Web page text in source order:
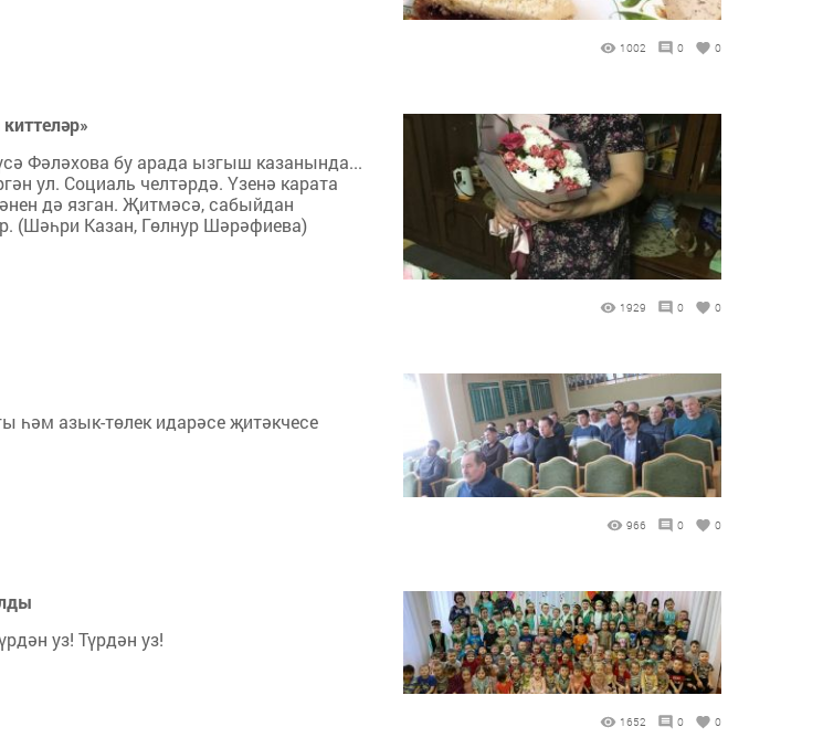
1002 0 0
Фәләхова бу арада ызгыш казанында...
ул. Социаль челтәрдә. Үзенә карата
дә язган. Җитмәсә, сабыйдан
(Шәһри Казан, Гөлнур Шәрәфиева)
1929 0 0
һәм азык-төлек идарәсе җитәкчесе
966 0 0
уз! Түрдән уз!
1652 0 0